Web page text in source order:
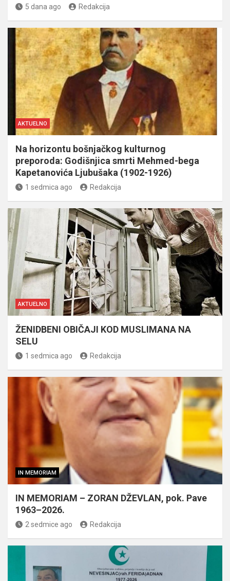
5 dana ago Redakcija
AKTUELNO
Na horizontu bošnjačkog kulturnog
preporoda: Godišnjica smrti Mehmed-bega
Kapetanovića Ljubušaka (1902-1926)
1 sedmica ago Redakcija
AKTUELNO
ŽENIDBENI OBIČAJI KOD MUSLIMANA NA
SELU
1 sedmica ago Redakcija
IN MEMORIAM
IN MEMORIAM – ZORAN DŽEVLAN, pok. Pave
1963–2026.
2 sedmice ago Redakcija